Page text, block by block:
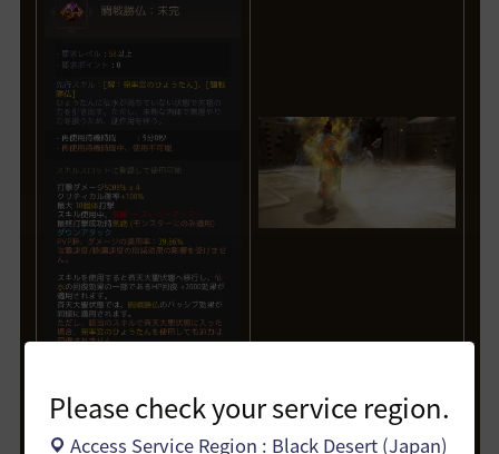
Please check your service region.
Access Service Region : Black Desert (Japan)
闇の精霊の怒り拡張スキルが追加されました。